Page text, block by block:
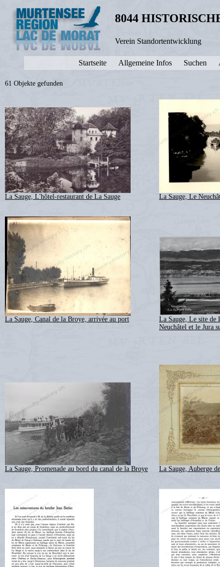
8044
Verein Standortentwicklung
Startseite Allgemeine Infos Suchen
61 Objekte gefunden
La Sauge, L'hôtel-restaurant de La Sauge La Sauge, Le
La Sauge, Canal de la Broye, arrivée au port
La Sauge, Le site de
Neuchâtel et le Jura
La Sauge, Promenade au bord du canal de la Broye La Sauge, Auberge